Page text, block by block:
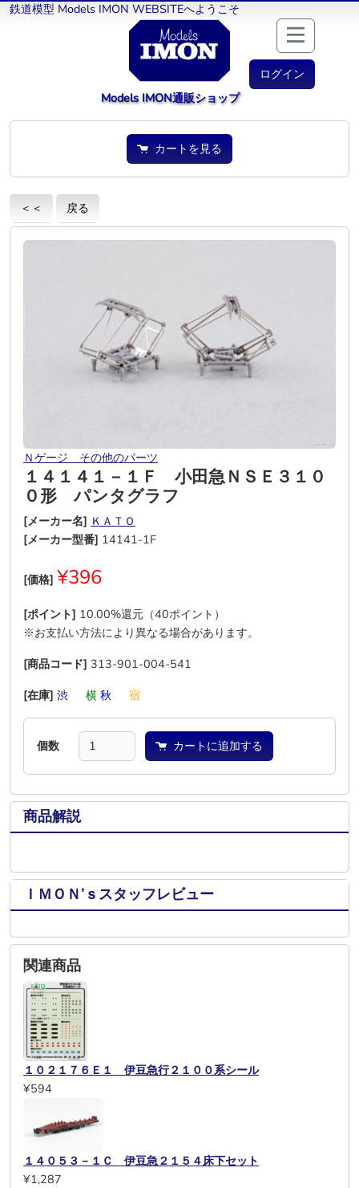
鉄道模型 Models IMON WEBSITEへようこそ
ログイン
Models IMON通販ショップ
カートを見る
＜＜ 戻る
Ｎゲージ その他のパーツ
１４１４１－１Ｆ 小田急ＮＳＥ３１０
０形 パンタグラフ
[メーカー名] ＫＡＴＯ
[メーカー型番] 14141-1F
[価格] ¥396
[ポイント] 10.00%還元（40ポイント）
※お支払い方法により異なる場合があります。
[商品コード] 313-901-004-541
[在庫] 渋 横 秋 宿
個数 カートに追加する
商品解説
ＩＭＯＮ’ｓスタッフレビュー
関連商品
１０２１７６Ｅ１ 伊豆急行２１００系シール
¥594
１４０５３－１Ｃ 伊豆急２１５４床下セット
¥1,287